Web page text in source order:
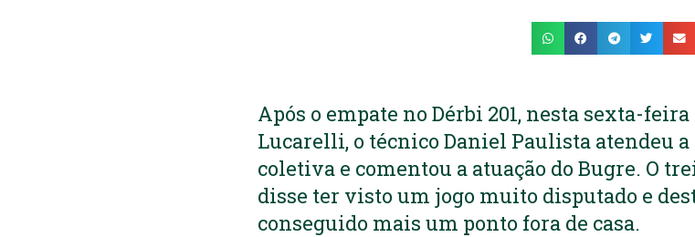
Após o empate no Dérbi 201, nesta sexta-feira
Lucarelli, o técnico Daniel Paulista atendeu
coletiva e comentou a atuação do Bugre. O
disse ter visto um jogo muito disputado e
conseguido mais um ponto fora de casa.